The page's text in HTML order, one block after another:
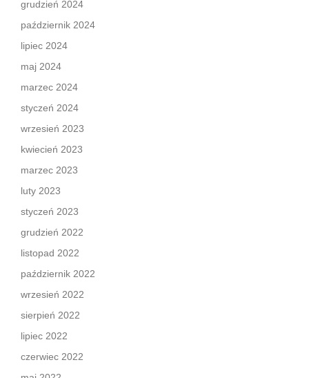
grudzień 2024
październik 2024
lipiec 2024
maj 2024
marzec 2024
styczeń 2024
wrzesień 2023
kwiecień 2023
marzec 2023
luty 2023
styczeń 2023
grudzień 2022
listopad 2022
październik 2022
wrzesień 2022
sierpień 2022
lipiec 2022
czerwiec 2022